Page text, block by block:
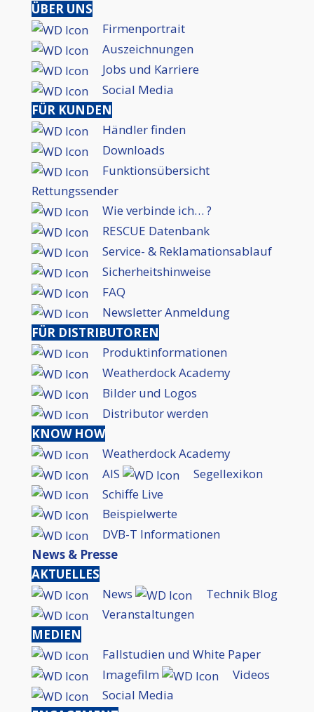
ÜBER UNS
Firmenportrait
Auszeichnungen
Jobs und Karriere
Social Media
FÜR KUNDEN
Händler finden
Downloads
Funktionsübersicht
Rettungssender
Wie verbinde ich… ?
RESCUE Datenbank
Service- & Reklamationsablauf
Sicherheitshinweise
FAQ
Newsletter Anmeldung
FÜR DISTRIBUTOREN
Produktinformationen
Weatherdock Academy
Bilder und Logos
Distributor werden
KNOW HOW
Weatherdock Academy
AIS
Segellexikon
Schiffe Live
Beispielwerte
DVB-T Informationen
News & Presse
AKTUELLES
News
Technik Blog
Veranstaltungen
MEDIEN
Fallstudien und White Paper
Imagefilm
Videos
Social Media